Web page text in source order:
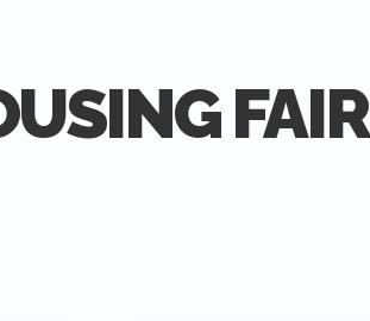
FAIR